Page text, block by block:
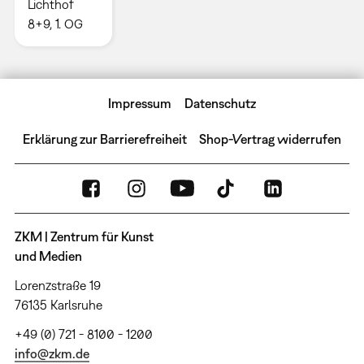
Lichthof
8+9, 1. OG
Impressum Datenschutz
Erklärung zur Barrierefreiheit Shop-Vertrag widerrufen
ZKM | Zentrum für Kunst
und Medien
Lorenzstraße 19
76135 Karlsruhe
+49 (0) 721 - 8100 - 1200
info@zkm.de